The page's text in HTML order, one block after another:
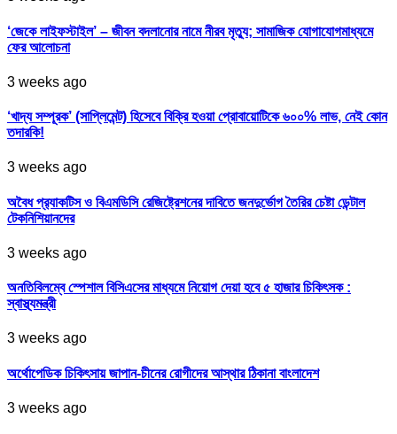
‘জেকে লাইফস্টাইল’ – জীবন বদলানোর নামে নীরব মৃত্যু; সামাজিক যোগাযোগমাধ্যমে
ফের আলোচনা
3 weeks ago
‘খাদ্য সম্পূরক’ (সাপ্লিমেন্ট) হিসেবে বিক্রি হওয়া প্রোবায়োটিকে ৬০০% লাভ, নেই কোন
তদারকি!
3 weeks ago
অবৈধ প্র‍্যাকটিস ও বিএমডিসি রেজিষ্ট্রেশনের দাবিতে জনদুর্ভোগ তৈরির চেষ্টা ডেন্টাল
টেকনিশিয়ানদের
3 weeks ago
অনতিবিলম্বে স্পেশাল বিসিএসের মাধ্যমে নিয়োগ দেয়া হবে ৫ হাজার চিকিৎসক :
স্বাস্থ্যমন্ত্রী
3 weeks ago
অর্থোপেডিক চিকিৎসায় জাপান-চীনের রোগীদের আস্থার ঠিকানা বাংলাদেশ
3 weeks ago